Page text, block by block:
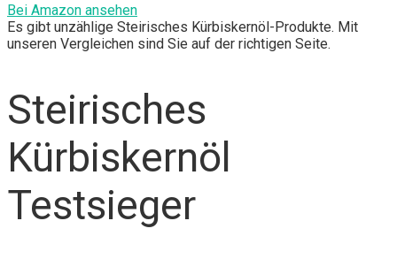
Bei Amazon ansehen
Es gibt unzählige Steirisches Kürbiskernöl-Produkte. Mit
unseren Vergleichen sind Sie auf der richtigen Seite.
Steirisches
Kürbiskernöl
Testsieger